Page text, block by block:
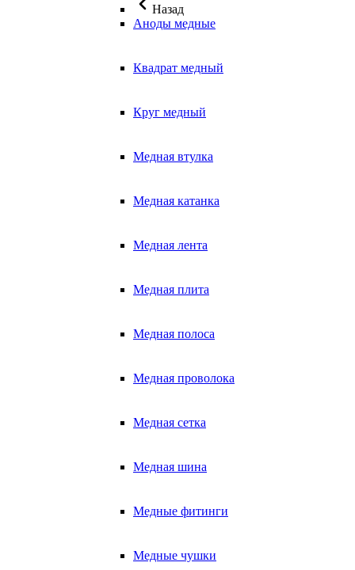
Назад
Аноды медные
Квадрат медный
Круг медный
Медная втулка
Медная катанка
Медная лента
Медная плита
Медная полоса
Медная проволока
Медная сетка
Медная шина
Медные фитинги
Медные чушки